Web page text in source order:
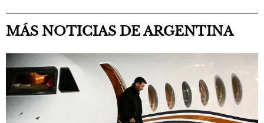
MÁS NOTICIAS DE ARGENTINA